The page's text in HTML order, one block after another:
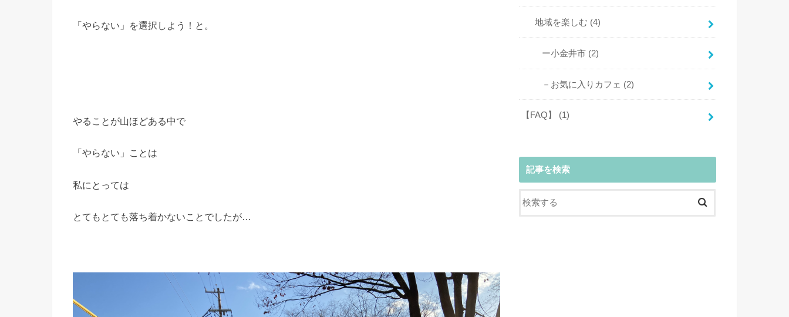
「やらない」を選択しよう！と。
やることが山ほどある中で
「やらない」ことは
私にとっては
とてもとても落ち着かないことでしたが…
地域を楽しむ (4)
ー小金井市 (2)
－お気に入りカフェ (2)
【FAQ】 (1)
記事を検索